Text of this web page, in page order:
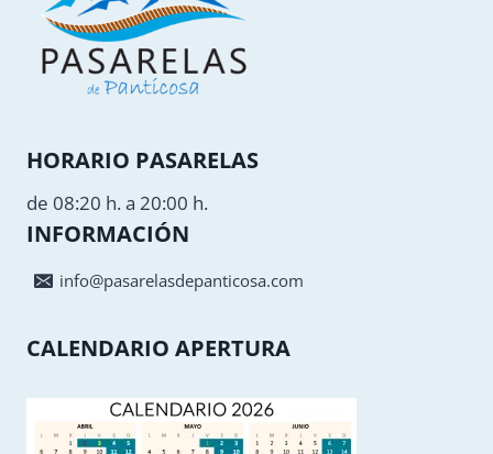
HORARIO PASARELAS
de 08:20 h. a 20:00 h.
INFORMACIÓN
info@pasarelasdepanticosa.com
CALENDARIO APERTURA